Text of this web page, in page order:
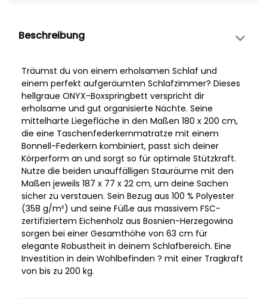
Beschreibung
Träumst du von einem erholsamen Schlaf und
einem perfekt aufgeräumten Schlafzimmer? Dieses
hellgraue ONYX-Boxspringbett verspricht dir
erholsame und gut organisierte Nächte. Seine
mittelharte Liegefläche in den Maßen 180 x 200 cm,
die eine Taschenfederkernmatratze mit einem
Bonnell-Federkern kombiniert, passt sich deiner
Körperform an und sorgt so für optimale Stützkraft.
Nutze die beiden unauffälligen Stauräume mit den
Maßen jeweils 187 x 77 x 22 cm, um deine Sachen
sicher zu verstauen. Sein Bezug aus 100 % Polyester
(358 g/m²) und seine Füße aus massivem FSC-
zertifiziertem Eichenholz aus Bosnien-Herzegowina
sorgen bei einer Gesamthöhe von 63 cm für
elegante Robustheit in deinem Schlafbereich. Eine
Investition in dein Wohlbefinden ? mit einer Tragkraft
von bis zu 200 kg.